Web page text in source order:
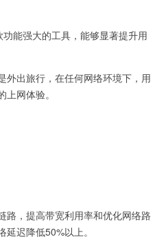
能强大的工具，能够显著提升用
出旅行，在任何网络环境下，用
网体验。
，提高带宽利用率和优化网络路
迟降低50%以上。